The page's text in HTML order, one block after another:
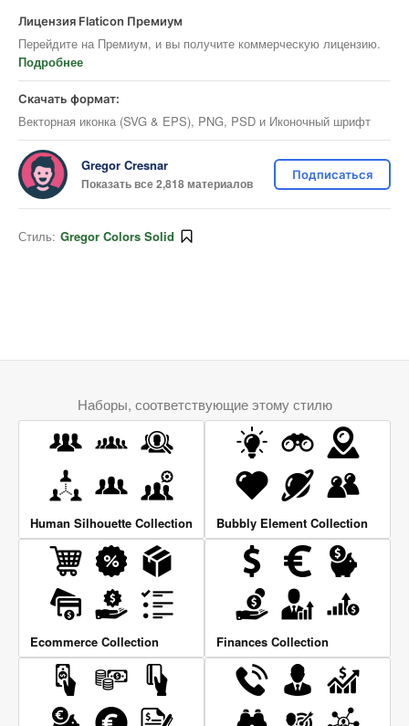
Лицензия Flaticon Премиум
Перейдите на Премиум, и вы получите коммерческую лицензию.
Подробнее
Скачать формат:
Векторная иконка (SVG & EPS), PNG, PSD и Иконочный шрифт
Gregor Cresnar
Показать все 2,818 материалов
Подписаться
Стиль: Gregor Colors Solid
Наборы, соответствующие этому стилю
Human Silhouette Collection Bubbly Element Collection
Ecommerce Collection Finances Collection